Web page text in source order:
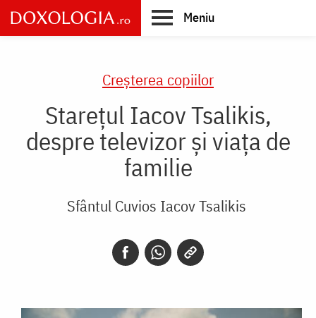
Skip
to
main
Meniu
Creşterea copiilor
Starețul Iacov Tsalikis,
despre televizor și viața de
familie
Sfântul Cuvios Iacov Tsalikis